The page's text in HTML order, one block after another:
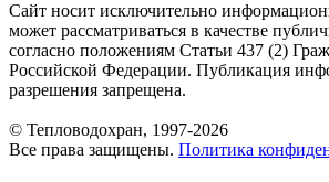
Сайт носит исключительно
может рассматриваться в качестве
согласно положениям Статьи 437 (2)
Российской Федерации. Публикация
разрешения запрещена.
© Тепловодохран, 1997-2026
Все права защищены. Политика